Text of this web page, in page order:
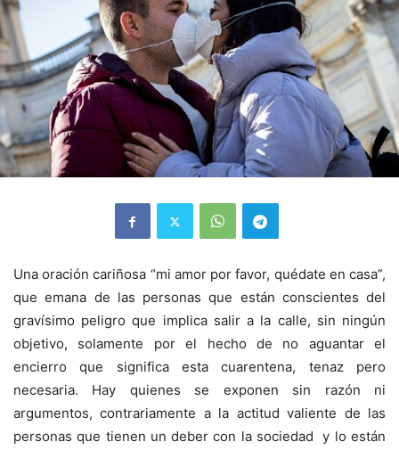
Una oración cariñosa “mi amor por favor, quédate en casa”,
que emana de las personas que están conscientes del
gravísimo peligro que implica salir a la calle, sin ningún
objetivo, solamente por el hecho de no aguantar el
encierro que significa esta cuarentena, tenaz pero
necesaria. Hay quienes se exponen sin razón ni
argumentos, contrariamente a la actitud valiente de las
personas que tienen un deber con la sociedad y lo están